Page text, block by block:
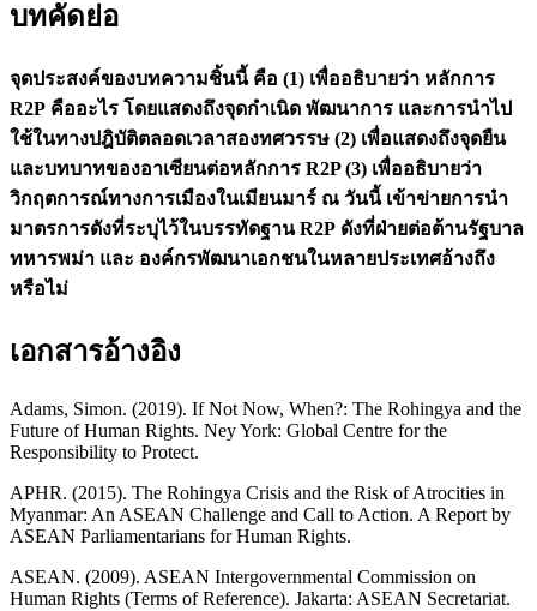
บทคัดย่อ
จุดประสงค์ของบทความชิ้นนี้ คือ (1) เพื่ออธิบายว่า หลักการ
R2P คืออะไร โดยแสดงถึงจุดกำเนิด พัฒนาการ และการนำไป
ใช้ในทางปฎิบัติตลอดเวลาสองทศวรรษ (2) เพื่อแสดงถึงจุดยืน
และบทบาทของอาเซียนต่อหลักการ R2P(3) เพื่ออธิบายว่า
วิกฤตการณ์ทางการเมืองในเมียนมาร์ ณ วันนี้ เข้าข่ายการนำ
มาตรการดังที่ระบุไว้ในบรรทัดฐาน R2P ดังที่ฝ่ายต่อต้านรัฐบาล
ทหารพม่า และ องค์กรพัฒนาเอกชนในหลายประเทศอ้างถึง
หรือไม่
เอกสารอ้างอิง
Adams, Simon. (2019). If Not Now, When?: The Rohingya and the
Future of Human Rights. Ney York: Global Centre for the
Responsibility to Protect.
APHR. (2015). The Rohingya Crisis and the Risk of Atrocities in
Myanmar: An ASEAN Challenge and Call to Action. A Report by
ASEAN Parliamentarians for Human Rights.
ASEAN. (2009). ASEAN Intergovernmental Commission on
Human Rights (Terms of Reference). Jakarta: ASEAN Secretariat.